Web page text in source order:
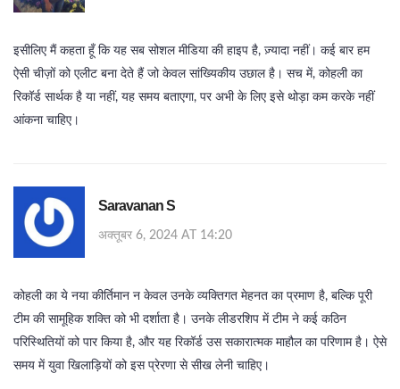
इसीलिए मैं कहता हूँ कि यह सब सोशल मीडिया की हाइप है, ज़्यादा नहीं। कई बार हम
ऐसी चीज़ों को एलीट बना देते हैं जो केवल सांख्यिकीय उछाल है। सच में, कोहली का
रिकॉर्ड सार्थक है या नहीं, यह समय बताएगा, पर अभी के लिए इसे थोड़ा कम करके नहीं
आंकना चाहिए।
Saravanan S
अक्तूबर 6, 2024 AT 14:20
कोहली का ये नया कीर्तिमान न केवल उनके व्यक्तिगत मेहनत का प्रमाण है, बल्कि पूरी
टीम की सामूहिक शक्ति को भी दर्शाता है। उनके लीडरशिप में टीम ने कई कठिन
परिस्थितियों को पार किया है, और यह रिकॉर्ड उस सकारात्मक माहौल का परिणाम है। ऐसे
समय में युवा खिलाड़ियों को इस प्रेरणा से सीख लेनी चाहिए।